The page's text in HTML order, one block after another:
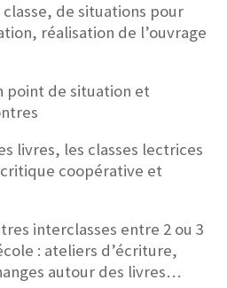
de situations pour
réalisation de l’ouvrage
point de situation et
livres, les classes lectrices
coopérative et
interclasses entre 2 ou 3
: ateliers d’écriture,
autour des livres…